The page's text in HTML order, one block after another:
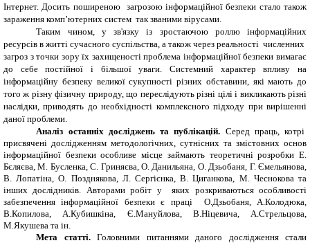
Інтернет. Досить поширеною загрозою інформаційної безпеки стало також
зараження комп’ютерних систем так званими вірусами.
Таким чином, у зв'язку із зростаючою роллю інформаційних
ресурсів в житті сучасного суспільства, а також через реальності численних
загроз з точки зору їх захищеності проблема інформаційної безпеки вимагає
до себе постійної і більшої уваги. Системний характер впливу на
інформаційну безпеку великої сукупності різних обставини, які мають до
того ж різну фізичну природу, що переслідують різні цілі і викликають різні
наслідки, приводять до необхідності комплексного підходу при вирішенні
даної проблеми.
Аналіз останніх досліджень та публікацій. Серед праць, котрі
присвячені дослідженням методологічних, сутнісних та змістовних основ
інформаційної безпеки особливе місце займають теоретичні розробки Е.
Бєляєва, М. Бусленка, С. Гриняєва, О. Данильяна, О. Дзьобаня, Г. Ємельянова,
В.
Лопатіна, О. Позднякова, Л. Сергієнка, В. Циганкова, М.
Чеснокова та
інших дослідників. Авторами робіт у яких розкриваються особливості
забезпечення інформаційної безпеки є праці О.Дзьобаня, А.Колодюка,
В.Копилова, А.Кубишкіна, Є.Мануйлова, В.Ніцевича, А.Стрельцова,
М.Якушева та ін.
Мета статті.
Головними питаннями даного дослідження стали